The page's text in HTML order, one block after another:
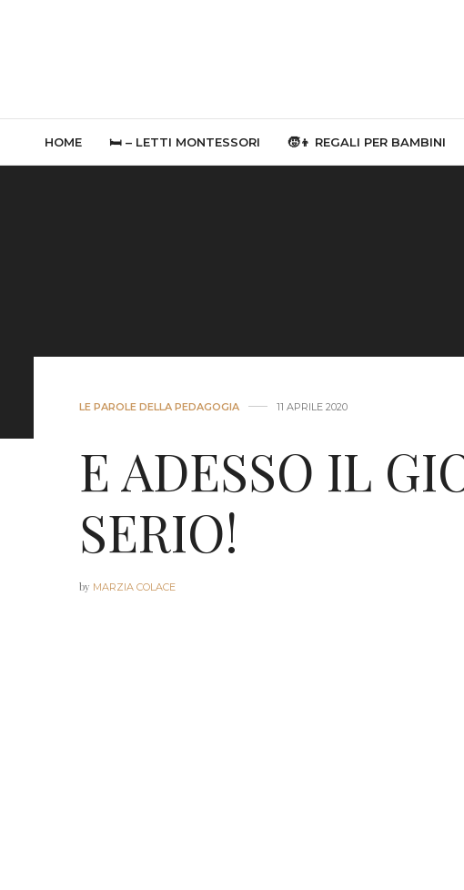
HOME 🛏 – LETTI MONTESSORI 🧒👦 REGALI PER BAMBINI
LE PAROLE DELLA PEDAGOGIA 11 APRILE 2020
E ADESSO IL
SERIO!
by MARZIA COLACE